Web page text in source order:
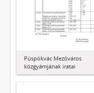
Püspökvác Mezőváros
közgyámjának iratai